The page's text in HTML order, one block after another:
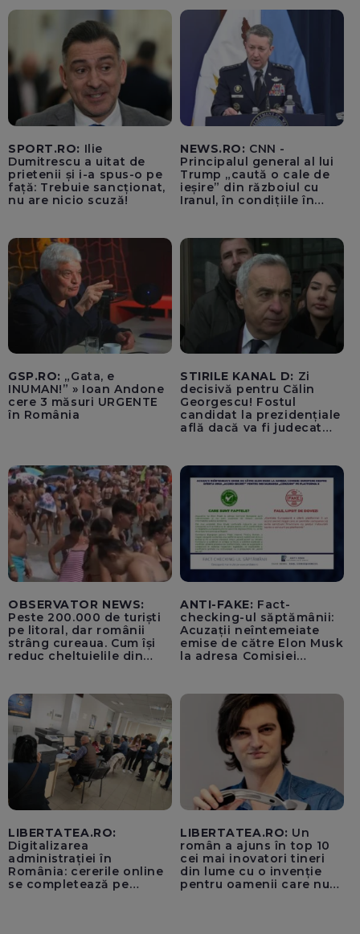
SPORT.RO: Ilie
Dumitrescu a uitat de
prietenii și i-a spus-o pe
față: Trebuie sancționat,
nu are nicio scuză!
NEWS.RO: CNN -
Principalul general al lui
Trump „caută o cale de
ieșire” din războiul cu
Iranul, în condițiile în
GSP.RO: „Gata, e
INUMAN!” » Ioan Andone
cere 3 măsuri URGENTE
în România
STIRILE KANAL D: Zi
decisivă pentru Călin
Georgescu! Fostul
candidat la prezidențiale
află dacă va fi judecat
OBSERVATOR NEWS:
Peste 200.000 de turiști
pe litoral, dar românii
strâng cureaua. Cum își
reduc cheltuielile din
ANTI-FAKE: Fact-
checking-ul săptămânii:
Acuzații neîntemeiate
emise de către Elon Musk
la adresa Comisiei
pentru instaurarea
„cenzurii” pe platforma X
LIBERTATEA.RO:
Digitalizarea
administrației în
România: cererile online
se completează pe
LIBERTATEA.RO: Un
român a ajuns în top 10
cei mai inovatori tineri
din lume cu o invenție
pentru oamenii care nu